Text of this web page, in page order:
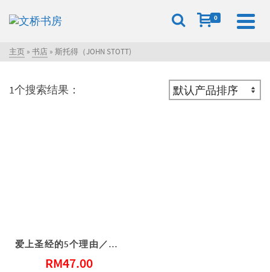
0
主页 » 书店 » 斯托得（JOHN STOTT)
1个搜索结果：
爱上圣经的5个理由／God’s word for today’s world
RM47.00